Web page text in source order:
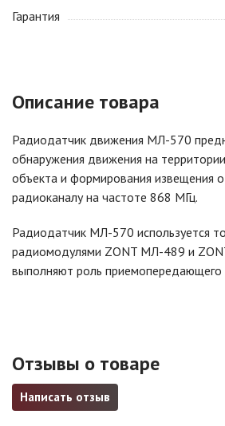
Гарантия
Описание товара
Радиодатчик движения МЛ-570
обнаружения движения на
объекта и формирования извещения
радиоканалу на частоте 868 МГц.
Радиодатчик МЛ-570 используется
радиомодулями ZONT МЛ-489 и
выполняют роль приемопередающего
Отзывы о товаре
Написать отзыв